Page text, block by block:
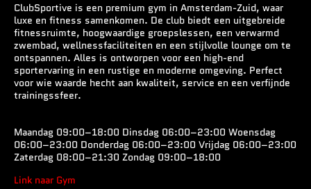
ClubSportive is een premium gym in Amsterdam-Zuid, waar
luxe en fitness samenkomen. De club biedt een uitgebreide
fitnessruimte, hoogwaardige groepslessen, een verwarmd
zwembad, wellnessfaciliteiten en een stijlvolle lounge om te
ontspannen. Alles is ontworpen voor een high-end
sportervaring in een rustige en moderne omgeving. Perfect
voor wie waarde hecht aan kwaliteit, service en een verfijnde
trainingssfeer.
Maandag 09:00–18:00 Dinsdag 06:00–23:00 Woensdag
06:00–23:00 Donderdag 06:00–23:00 Vrijdag 06:00–23:00
Zaterdag 08:00–21:30 Zondag 09:00–18:00
Link naar Gym